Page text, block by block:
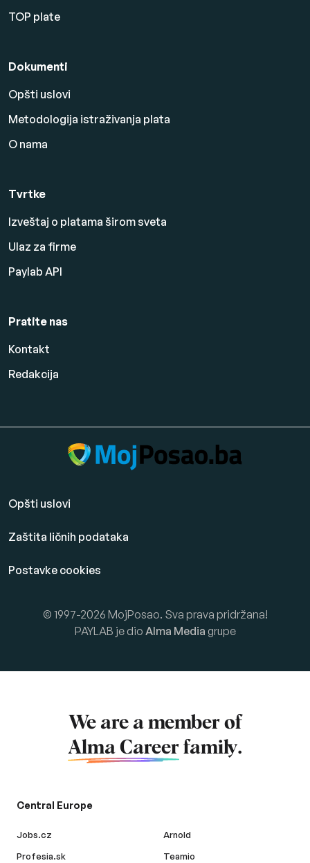
TOP plate
Dokumenti
Opšti uslovi
Metodologija istraživanja plata
O nama
Tvrtke
Izveštaj o platama širom sveta
Ulaz za firme
Paylab API
Pratite nas
Kontakt
Redakcija
Opšti uslovi
Zaštita ličnih podataka
Postavke cookies
© 1997-2026 MojPosao. Sva prava pridržana!
PAYLAB je dio Alma Media grupe
We are a member of
Alma Career family.
Central Europe
Jobs.cz
Profesia.sk
Arnold
Teamio